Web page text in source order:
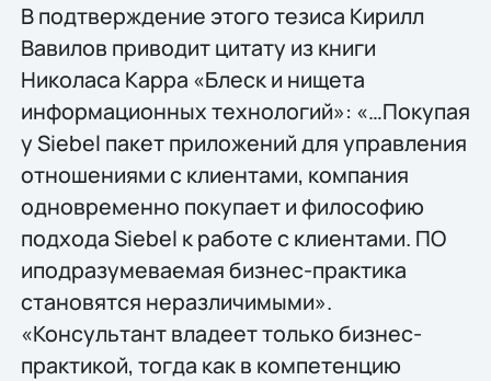
В подтверждение этого тезиса Кирилл
Вавилов приводит цитату из книги
Николаса Карра «Блеск и нищета
информационных технологий»: «…Покупая
у Siebel пакет приложений для управления
отношениями с клиентами, компания
одновременно покупает и философию
подхода Siebel к работе с клиентами. ПО
иподразумеваемая бизнес-практика
становятся неразличимыми».
«Консультант владеет только бизнес-
практикой, тогда как в компетенцию